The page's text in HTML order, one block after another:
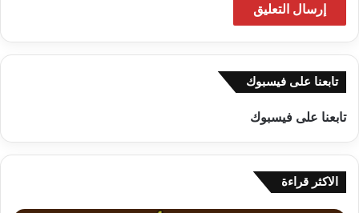
تابعنا على فيسبوك
تابعنا على فيسبوك
الاكثر قراءة